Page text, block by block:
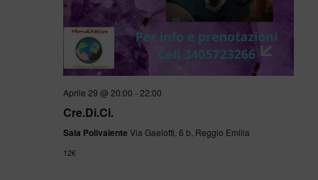
A
E
V
I
Aprile 29 @ 20:00 - 22:00
Cre.Di.Ci.
Sala Polivalente Via Gaelotti, 6 b, Reggio Emilia
12€